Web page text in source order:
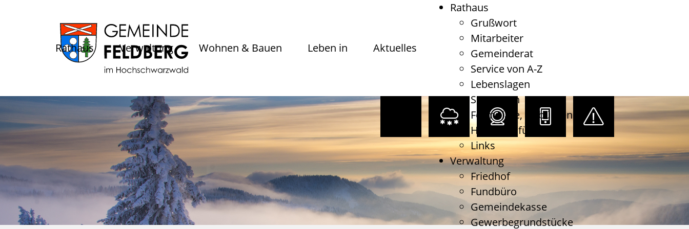
Rathaus Verwaltung Wohnen & Bauen Leben in Aktuelles
Rathaus
Grußwort
Mitarbeiter
Gemeinderat
Service von A-Z
Lebenslagen
Satzungen
Formulare, Gebühren
Haushaltsführung
Links
Verwaltung
Friedhof
Fundbüro
Gemeindekasse
Gewerbegrundstücke